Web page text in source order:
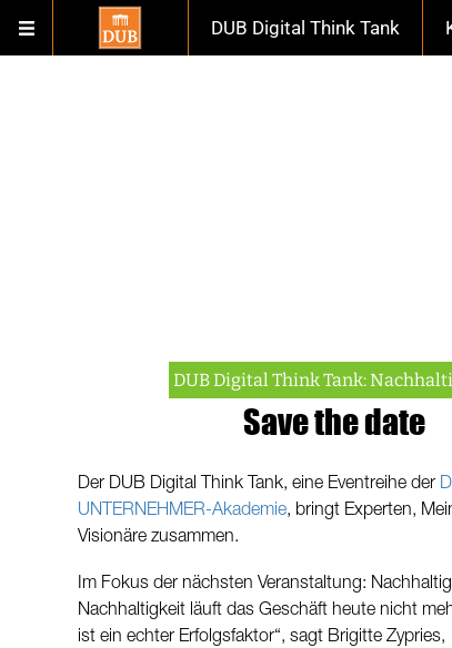
DUB Digital Think Tank
DUB Digital Think Tank:
Save the date
Der DUB Digital Think Tank, eine Eventreihe der
UNTERNEHMER-Akademie, bringt Experten,
Visionäre zusammen.
Im Fokus der nächsten Veranstaltung:
Nachhaltigkeit läuft das Geschäft heute nicht
ist ein echter Erfolgsfaktor“, sagt Brigitte Zypries,